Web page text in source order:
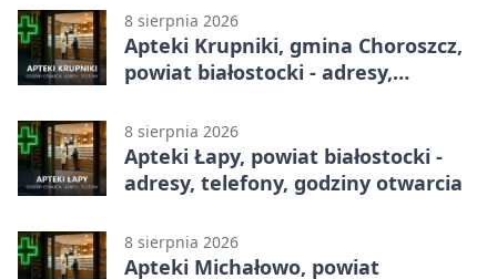
8 sierpnia 2026
Apteki Krupniki, gmina Choroszcz,
powiat białostocki - adresy,
8 sierpnia 2026
Apteki Łapy, powiat białostocki -
adresy, telefony, godziny otwarcia
8 sierpnia 2026
Apteki Michałowo, powiat